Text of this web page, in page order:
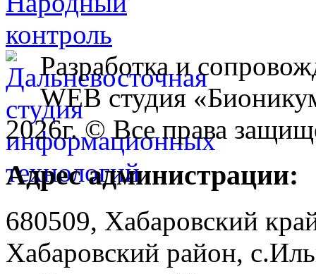
Разработка и
WEB студия
2026г. © Все права
Адрес администрации:
680509, Хабаровский
Хабаровский район,